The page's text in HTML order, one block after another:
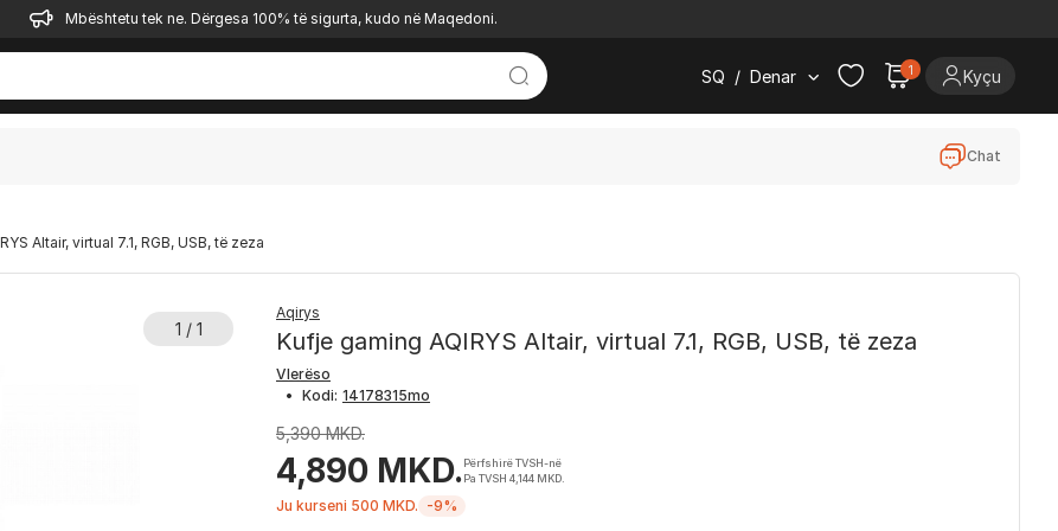
Mbështetu tek ne. Dërgesa 100% të sigurta, kudo në Maqedoni.
SQ / Denar 1 Kyçu
Chat
Altair, virtual 7.1, RGB, USB, të zeza
1 / 1
Aqirys
Kufje gaming AQIRYS Altair, virtual 7.1, RGB, USB, të zeza
Vlerëso
• Kodi:
5,390 MKD.
4,890 MKD.Përfshirë TVSH-në
Pa TVSH 4,144 MKD.
Ju kurseni 500 MKD. -9%